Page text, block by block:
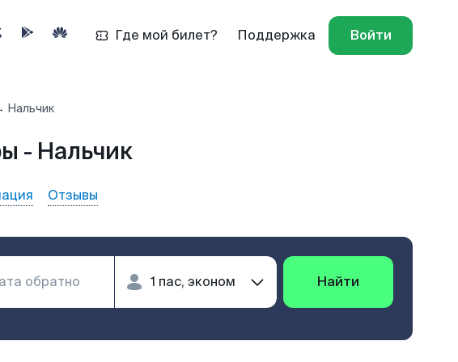
Где мой билет? Поддержка Войти
Нальчик
- Нальчик
Отзывы
Найти